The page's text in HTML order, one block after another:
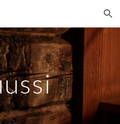
Skip to navigation